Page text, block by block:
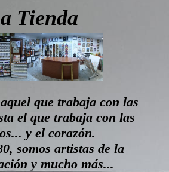
Tienda
que trabaja con las
el que trabaja con las
y el corazón.
somos artistas de la
y mucho más...